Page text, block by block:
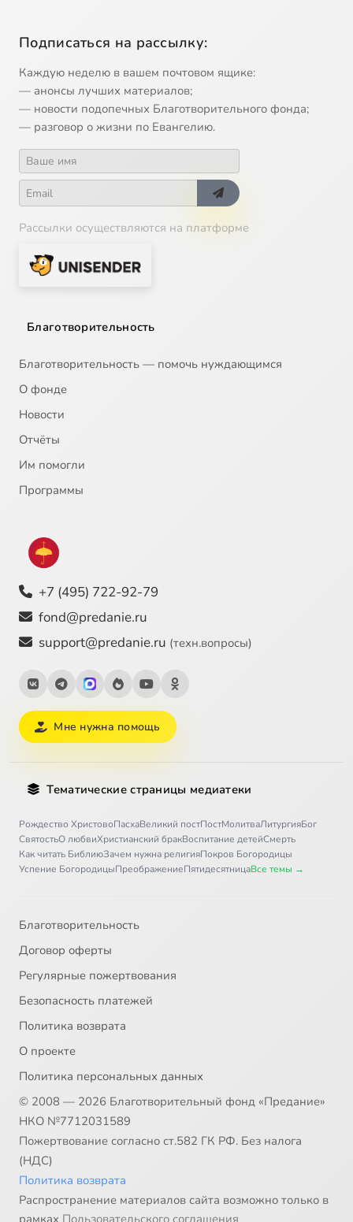
Подписаться на рассылку:
Каждую неделю в вашем почтовом ящике:
— анонсы лучших материалов;
— новости подопечных Благотворительного фонда;
— разговор о жизни по Евангелию.
Рассылки осуществляются на платформе
Благотворительность
Благотворительность — помочь нуждающимся
О фонде
Новости
Отчёты
Им помогли
Программы
+7 (495) 722-92-79
fond@predanie.ru
support@predanie.ru (техн.вопросы)
Мне нужна помощь
Тематические страницы медиатеки
Рождество ХристовоПасхаВеликий постПостМолитваЛитургияБог
СвятостьО любвиХристианский бракВоспитание детейСмерть
Как читать БиблиюЗачем нужна религияПокров Богородицы
Успение БогородицыПреображениеПятидесятницаВсе темы →
Благотворительность
Договор оферты
Регулярные пожертвования
Безопасность платежей
Политика возврата
О проекте
Политика персональных данных
© 2008 — 2026 Благотворительный фонд «Предание»
НКО №7712031589
Пожертвование согласно ст.582 ГК РФ. Без налога
(НДС)
Политика возврата
Распространение материалов сайта возможно только в